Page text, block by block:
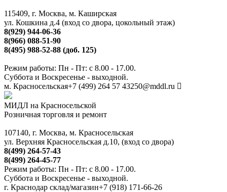
115409, г. Москва, м. Каширская
ул. Кошкина д.4 (вход со двора, цокольный этаж)
8(929) 944-06-36
8(966) 088-51-90
8(495) 988-52-88 (доб. 125)
Режим работы: Пн - Пт: с 8.00 - 17.00.
Суббота и Воскресенье - выходной.
м. Красносельская+7 (499) 264 57 43250@mddl.ru
МИДЛ на Красносельской
Розничная торговля и ремонт
107140, г. Москва, м. Красносельская
ул. Верхняя Красносельская д.10, (вход со двора)
8(499) 264-57-43
8(499) 264-45-77
Режим работы: Пн - Пт: с 8.00 - 17.00.
Суббота и Воскресенье - выходной.
г. Краснодар склад/магазин+7 (918) 171-66-26